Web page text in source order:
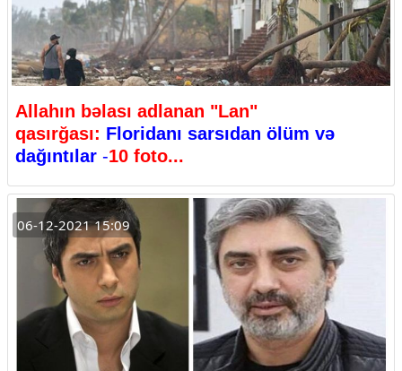
Allahın bəlası adlanan "Lan"
qasırğası: Floridanı sarsıdan ölüm və
dağıntılar -10 foto...
06-12-2021 15:09